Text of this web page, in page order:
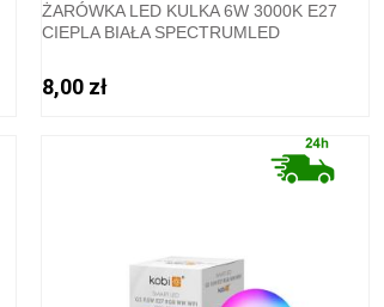
ŻARÓWKA LED KULKA 6W 3000K E27
CIEPLA BIAŁA SPECTRUMLED
8,00 zł